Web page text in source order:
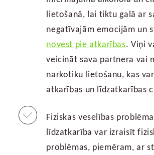
lietošanā, lai tiktu galā ar
negatīvajām emocijām un
novest pie atkarības. Viņi
veicināt sava partnera vai
narkotiku lietošanu, kas
atkarības un līdzatkarības
Fiziskas veselības
līdzatkarība var izraisīt
problēmas, piemēram, ar